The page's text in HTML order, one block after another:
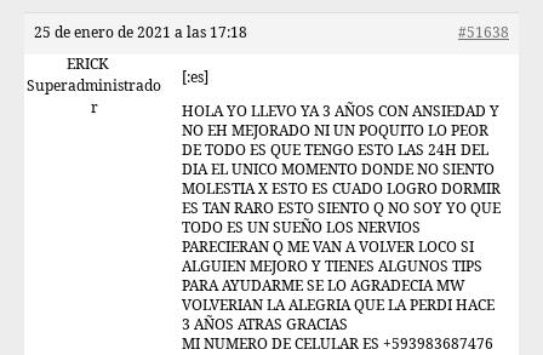
25 de enero de 2021 a las 17:18
#51638
ERICK
Superadministrado
r
[:es]
HOLA YO LLEVO YA 3 AÑOS CON ANSIEDAD Y
NO EH MEJORADO NI UN POQUITO LO PEOR
DE TODO ES QUE TENGO ESTO LAS 24H DEL
DIA EL UNICO MOMENTO DONDE NO SIENTO
MOLESTIA X ESTO ES CUADO LOGRO DORMIR
ES TAN RARO ESTO SIENTO Q NO SOY YO QUE
TODO ES UN SUEÑO LOS NERVIOS
PARECIERAN Q ME VAN A VOLVER LOCO SI
ALGUIEN MEJORO Y TIENES ALGUNOS TIPS
PARA AYUDARME SE LO AGRADECIA MW
VOLVERIAN LA ALEGRIA QUE LA PERDI HACE
3 AÑOS ATRAS GRACIAS
MI NUMERO DE CELULAR ES +593983687476